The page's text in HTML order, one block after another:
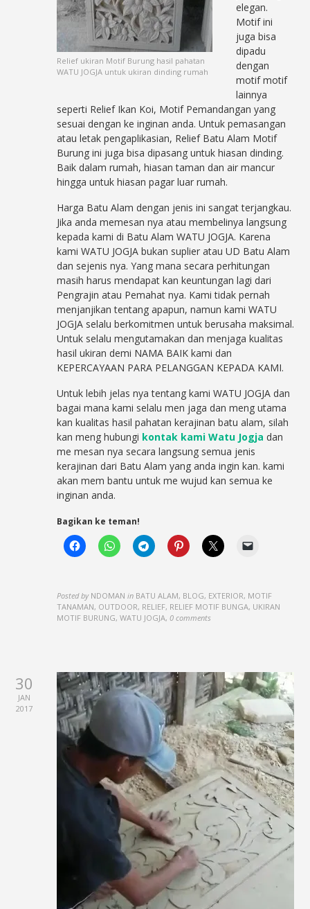
Relief ukiran Motif Burung hasil pahatan
WATU JOGJA untuk ukiran dinding rumah
elegan.
Motif ini
juga bisa
dipadu
dengan
motif motif
lainnya
seperti Relief Ikan Koi, Motif Pemandangan yang
sesuai dengan ke inginan anda. Untuk pemasangan
atau letak pengaplikasian, Relief Batu Alam Motif
Burung ini juga bisa dipasang untuk hiasan dinding.
Baik dalam rumah, hiasan taman dan air mancur
hingga untuk hiasan pagar luar rumah.
Harga Batu Alam dengan jenis ini sangat terjangkau.
Jika anda memesan nya atau membelinya langsung
kepada kami di Batu Alam WATU JOGJA. Karena
kami WATU JOGJA bukan suplier atau UD Batu Alam
dan sejenis nya. Yang mana secara perhitungan
masih harus mendapat kan keuntungan lagi dari
Pengrajin atau Pemahat nya. Kami tidak pernah
menjanjikan tentang apapun, namun kami WATU
JOGJA selalu berkomitmen untuk berusaha maksimal.
Untuk selalu mengutamakan dan menjaga kualitas
hasil ukiran demi NAMA BAIK kami dan
KEPERCAYAAN PARA PELANGGAN KEPADA KAMI.
Untuk lebih jelas nya tentang kami WATU JOGJA dan
bagai mana kami selalu men jaga dan meng utama
kan kualitas hasil pahatan kerajinan batu alam, silah
kan meng hubungi kontak kami Watu Jogja dan
me mesan nya secara langsung semua jenis
kerajinan dari Batu Alam yang anda ingin kan. kami
akan mem bantu untuk me wujud kan semua ke
inginan anda.
Bagikan ke teman!
Posted by NDOMAN in BATU ALAM, BLOG, EXTERIOR, MOTIF
TANAMAN, OUTDOOR, RELIEF, RELIEF MOTIF BUNGA, UKIRAN
MOTIF BURUNG, WATU JOGJA,0 comments
30
JAN
2017